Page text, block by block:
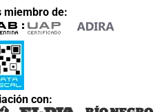
miembro de:
con: